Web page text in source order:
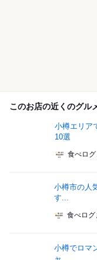
このお店の近くのグル
小樽エリア
10選
食べロ
小樽市の人
す...
食べログ
小樽でロマ